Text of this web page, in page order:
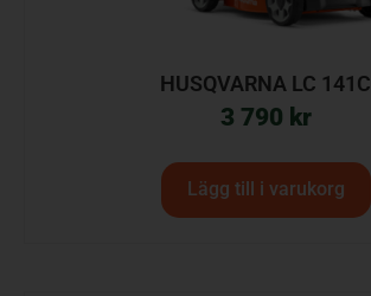
HUSQVARNA LC 141C
3 790 kr
Lägg till i varukorg